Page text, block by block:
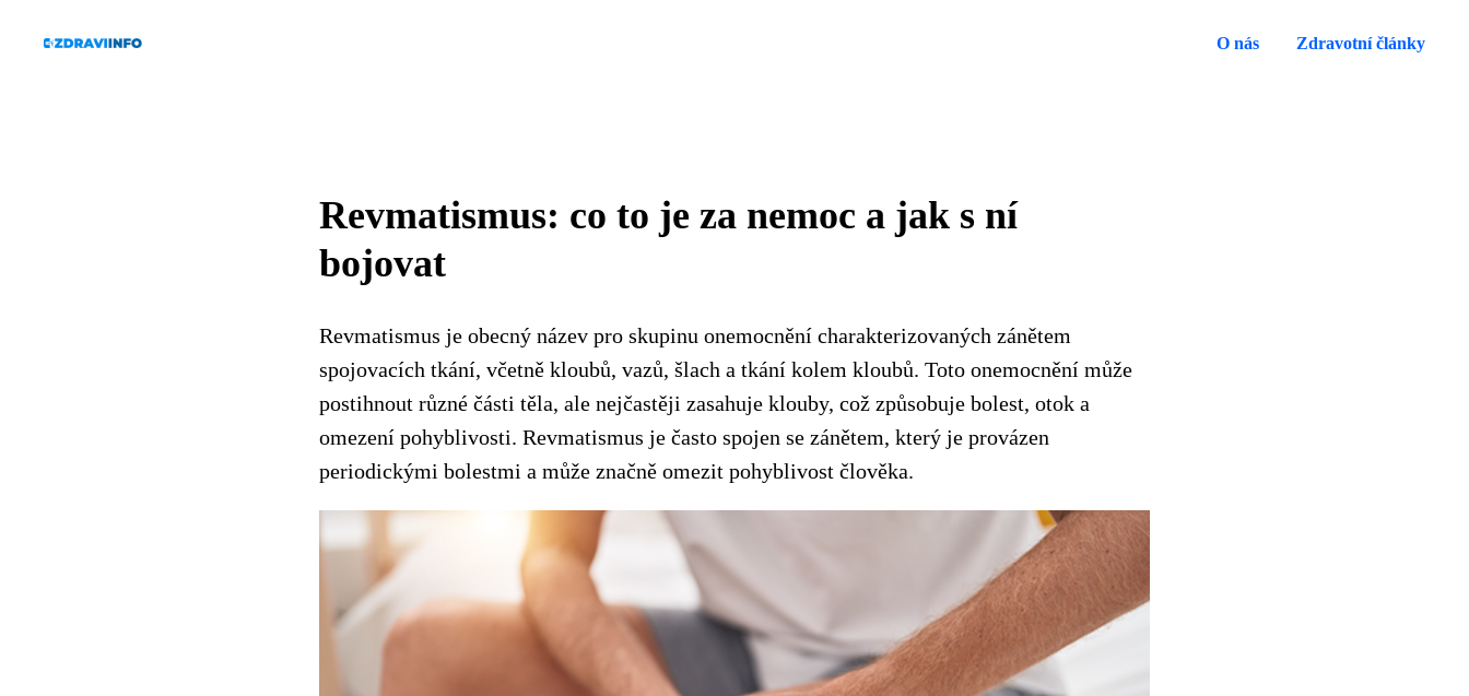
O nás Zdravotní články
Revmatismus: co to je za nemoc a jak s ní
bojovat
Revmatismus je obecný název pro skupinu onemocnění charakterizovaných zánětem
spojovacích tkání, včetně kloubů, vazů, šlach a tkání kolem kloubů. Toto onemocnění může
postihnout různé části těla, ale nejčastěji zasahuje klouby, což způsobuje bolest, otok a
omezení pohyblivosti. Revmatismus je často spojen se zánětem, který je provázen
periodickými bolestmi a může značně omezit pohyblivost člověka.